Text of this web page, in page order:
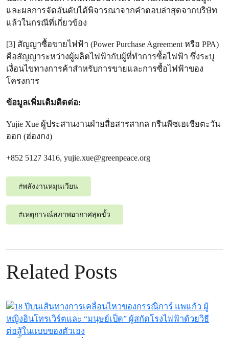
และผลการจัดอันดับได้พิจารณาจากคำตอบล่าสุดจากบริษัท
แล้วในกรณีที่เกี่ยวข้อง
[3] สัญญาซื้อขายไฟฟ้า (Power Purchase Agreement หรือ PPA)
คือสัญญาระหว่างผู้ผลิตไฟฟ้ากับผู้ที่ทำการซื้อไฟฟ้า ซึ่งระบุ
เงื่อนไขทางการค้าสำหรับการขายและการซื้อไฟฟ้าของ
โครงการ
ข้อมูลเพิ่มเติมติดต่อ:
Yujie Xue ผู้ประสานงานฝ่ายสื่อสารสากล กรีนพีซเอเชียตะวัน
ออก (ฮ่องกง)
+852 5127 3416, yujie.xue@greenpeace.org
#พลังงานหมุนเวียน
#เหตุการณ์สภาพอากาศสุดขั้ว
Related Posts